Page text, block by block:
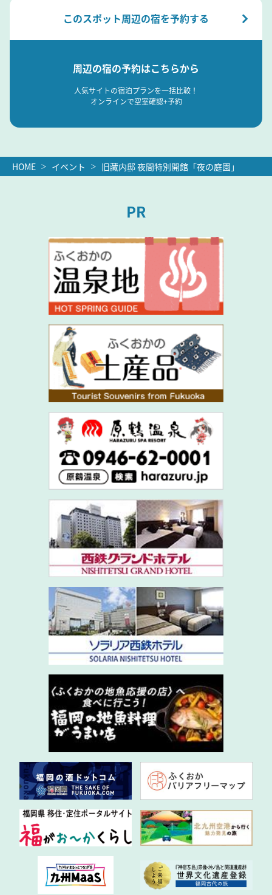
このスポット周辺の宿を予約する
周辺の宿の予約はこちらから
人気サイトの宿泊プランを一括比較！
オンラインで空室確認+予約
HOME イベント 旧藏内邸 夜間特別開館「夜の庭園」
PR